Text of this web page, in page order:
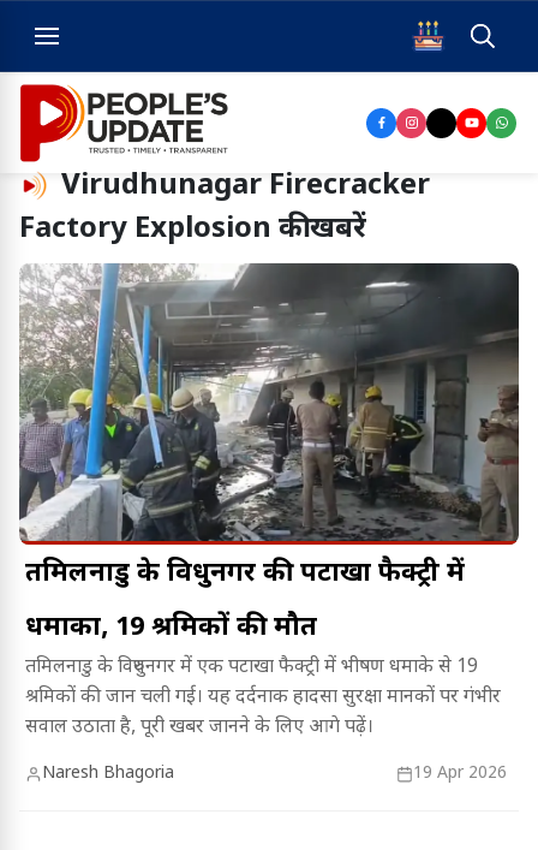
Virudhunagar Firecracker
Factory Explosion की खबरें
तमिलनाडु के विरुधुनगर की पटाखा फैक्ट्री में
धमाका, 19 श्रमिकों की मौत
तमिलनाडु के विरुधुनगर में एक पटाखा फैक्ट्री में भीषण धमाके से 19
श्रमिकों की जान चली गई। यह दर्दनाक हादसा सुरक्षा मानकों पर गंभीर
सवाल उठाता है, पूरी खबर जानने के लिए आगे पढ़ें।
Naresh Bhagoria 19 Apr 2026